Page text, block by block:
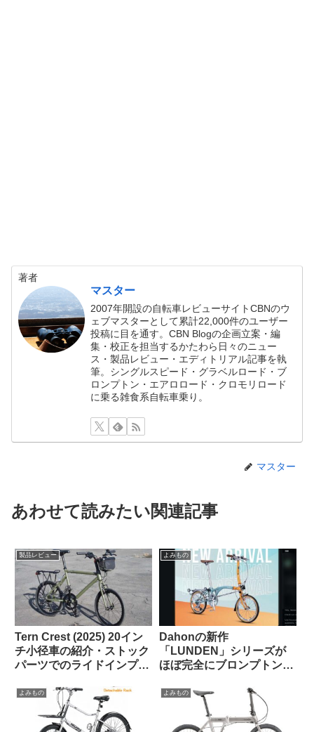
著者
マスター
2007年開設の自転車レビューサイトCBNのウ
ェブマスターとして累計22,000件のユーザー
投稿に目を通す。CBN Blogの企画立案・編
集・校正を担当するかたわら日々のニュー
ス・製品レビュー・エディトリアル記事を執
筆。シングルスピード・グラベルロード・ブ
ロンプトン・エアロロード・クロモリロード
に乗る雑食系自転車乗り。
マスター
あわせて読みたい関連記事
製品レビュー
Tern Crest (2025) 20イン
チ小径車の紹介・ストック
パーツでのライドインプレ
い上質なミニベロ】
よみもの
Dahonの新作
「LUNDEN」シリーズが
ほぼ完全にブロンプトンな
【Brompton vs.
Brompnot 最終戦争へ】
よみもの よみもの